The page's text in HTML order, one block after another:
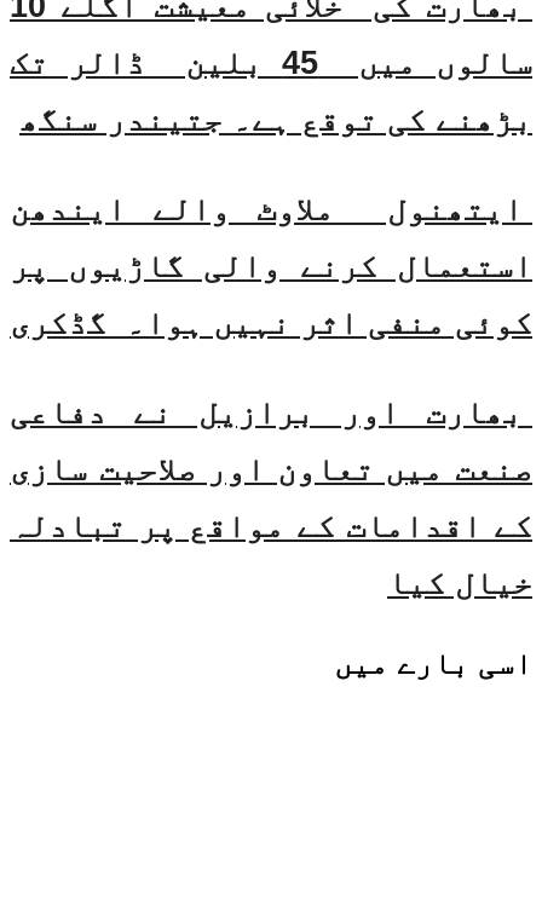
سالوں میں 45 بلین ڈالر تک
بڑھنے کی توقع ہے۔ جتیندر سنگھ
ایتھنول ملاوٹ والے ایندھن
استعمال کرنے والی گاڑیوں پر
کوئی منفی اثر نہیں ہوا۔ گڈکری
بھارت اور برازیل نے دفاعی
صنعت میں تعاون اور صلاحیت سازی
کے اقدامات کے مواقع پر تبادلہ
خیال کیا
اسی بارے میں